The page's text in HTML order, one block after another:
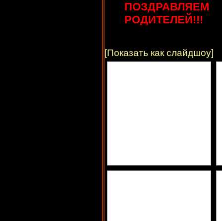
РОДИТЕЛЕЙ!!!
[Показать как слайдшоу]